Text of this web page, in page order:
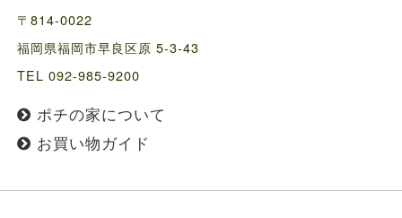
〒814-0022
福岡県福岡市早良区原 5-3-43
TEL 092-985-9200
ポチの家について
お買い物ガイド